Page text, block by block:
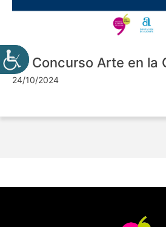
VII Concurso Arte en la
24/10/2024